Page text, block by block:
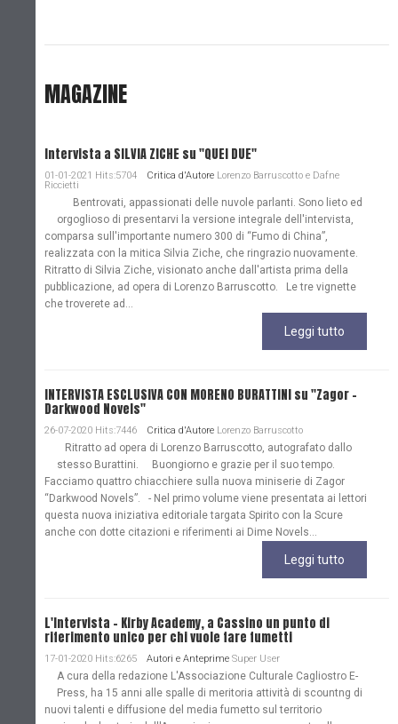
MAGAZINE
Intervista a SILVIA ZICHE su "QUEI DUE"
01-01-2021 Hits:5704 Critica d'Autore Lorenzo Barruscotto e Dafne
Riccietti
Bentrovati, appassionati delle nuvole parlanti. Sono lieto ed
orgoglioso di presentarvi la versione integrale dell'intervista,
comparsa sull'importante numero 300 di “Fumo di China”,
realizzata con la mitica Silvia Ziche, che ringrazio nuovamente.
Ritratto di Silvia Ziche, visionato anche dall'artista prima della
pubblicazione, ad opera di Lorenzo Barruscotto. Le tre vignette
che troverete ad...
Leggi tutto
INTERVISTA ESCLUSIVA CON MORENO BURATTINI su "Zagor -
Darkwood Novels"
26-07-2020 Hits:7446 Critica d'Autore Lorenzo Barruscotto
Ritratto ad opera di Lorenzo Barruscotto, autografato dallo
stesso Burattini. Buongiorno e grazie per il suo tempo.
Facciamo quattro chiacchiere sulla nuova miniserie di Zagor
“Darkwood Novels”. - Nel primo volume viene presentata ai lettori
questa nuova iniziativa editoriale targata Spirito con la Scure
anche con dotte citazioni e riferimenti ai Dime Novels...
Leggi tutto
L'Intervista - Kirby Academy, a Cassino un punto di
riferimento unico per chi vuole fare fumetti
17-01-2020 Hits:6265 Autori e Anteprime Super User
A cura della redazione L'Associazione Culturale Cagliostro E-
Press, ha 15 anni alle spalle di meritoria attività di scountng di
nuovi talenti e diffusione del media fumetto sul territorio